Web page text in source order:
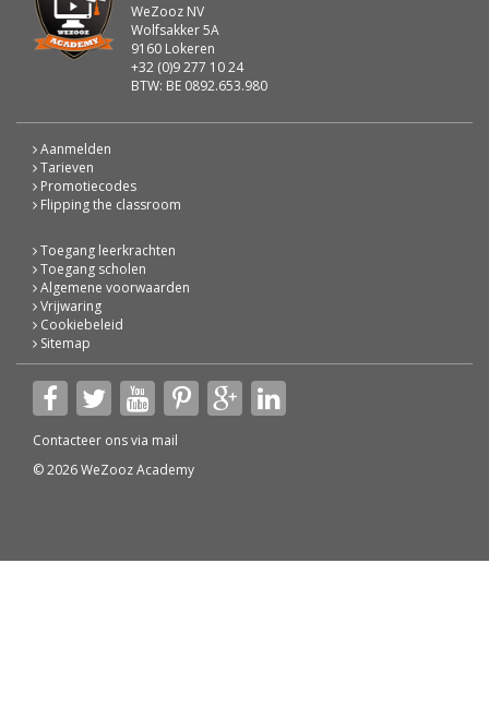
WeZooz NV
Wolfsakker 5A
9160 Lokeren
+32 (0)9 277 10 24
BTW: BE 0892.653.980
Aanmelden
Tarieven
Promotiecodes
Flipping the classroom
Toegang leerkrachten
Toegang scholen
Algemene voorwaarden
Vrijwaring
Cookiebeleid
Sitemap
Contacteer ons via mail
© 2026 WeZooz Academy